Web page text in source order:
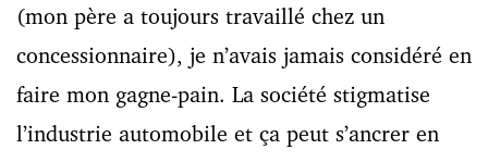
(mon père a toujours travaillé chez un
concessionnaire), je n’avais jamais considéré en
faire mon gagne-pain. La société stigmatise
l’industrie automobile et ça peut s’ancrer en